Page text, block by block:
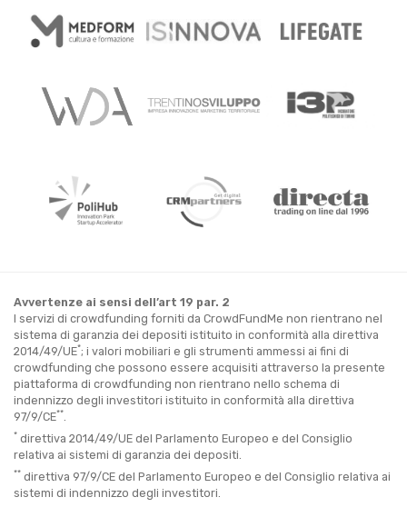
Avvertenze ai sensi dell’art 19 par. 2
I servizi di crowdfunding forniti da CrowdFundMe non rientrano nel
sistema di garanzia dei depositi istituito in conformità alla direttiva
2014/49/UE*; i valori mobiliari e gli strumenti ammessi ai fini di
crowdfunding che possono essere acquisiti attraverso la presente
piattaforma di crowdfunding non rientrano nello schema di
indennizzo degli investitori istituito in conformità alla direttiva
97/9/CE**
* direttiva 2014/49/UE del Parlamento Europeo e del Consiglio
relativa ai sistemi di garanzia dei depositi.
** direttiva 97/9/CE del Parlamento Europeo e del Consiglio relativa ai
sistemi di indennizzo degli investitori.